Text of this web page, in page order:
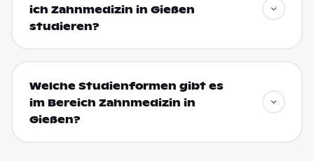
ich Zahnmedizin in Gießen
studieren?
Welche Studienformen gibt es
im Bereich Zahnmedizin in
Gießen?